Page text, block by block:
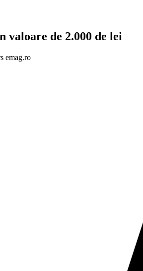
valoare de 2.000 de lei
emag.ro